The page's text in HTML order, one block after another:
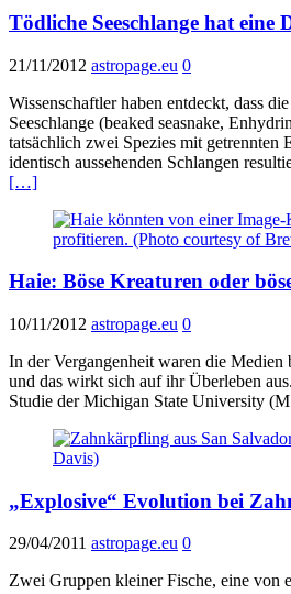
Tödliche Seeschlange hat eine
21/11/2012 astropage.eu 0
Wissenschaftler haben entdeckt, dass
Seeschlange (beaked seasnake,
tatsächlich zwei Spezies mit getrennten
identisch aussehenden Schlangen
[…]
Haie: Böse Kreaturen oder
10/11/2012 astropage.eu 0
In der Vergangenheit waren die Medien
und das wirkt sich auf ihr Überleben
Studie der Michigan State University
„Explosive“ Evolution bei
29/04/2011 astropage.eu 0
Zwei Gruppen kleiner Fische, eine von